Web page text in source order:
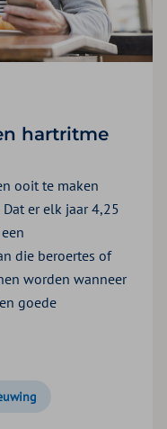
hartritme
ooit te maken
er elk jaar 4,25
die beroertes of
worden wanneer
goede